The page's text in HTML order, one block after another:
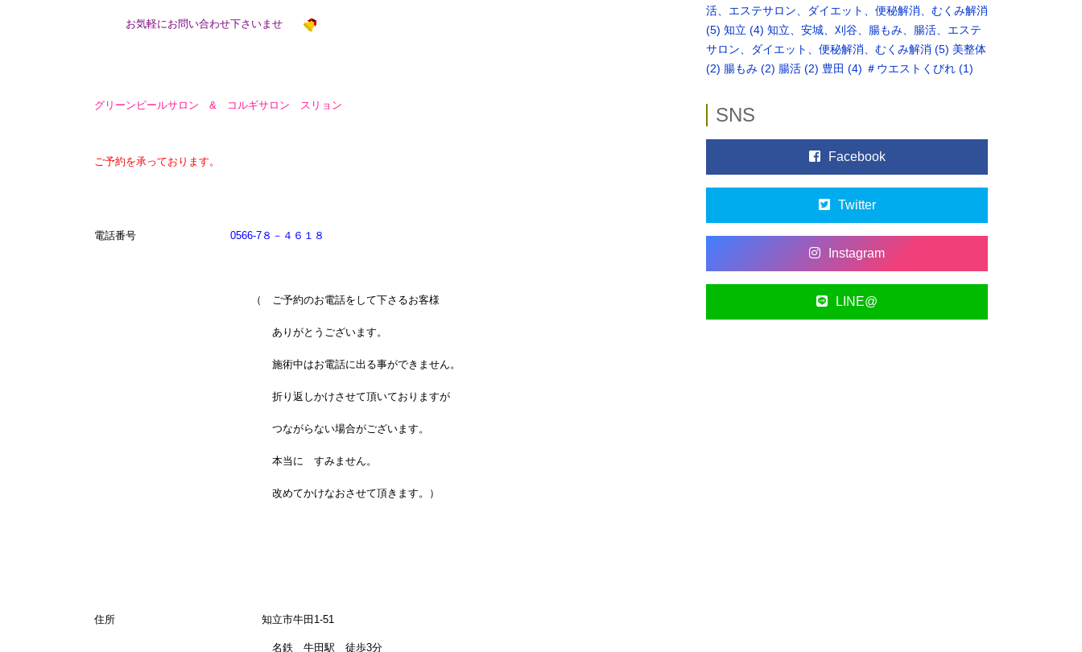
お気軽にお問い合わせ下さいませ
グリーンピールサロン & コルギサロン スリョン
ご予約を承っております。
電話番号 0566-7８－４６１８
（ ご予約のお電話をして下さるお客様
ありがとうございます。
施術中はお電話に出る事ができません。
折り返しかけさせて頂いておりますが
つながらない場合がございます。
本当に すみません。
改めてかけなおさせて頂きます。）
住所 知立市牛田1-51
名鉄 牛田駅 徒歩3分
活、エステサロン、ダイエット、便秘解消、むくみ解消
(5) 知立 (4) 知立、安城、刈谷、腸もみ、腸活、エステ
サロン、ダイエット、便秘解消、むくみ解消 (5) 美整体
(2) 腸もみ (2) 腸活 (2) 豊田 (4) ＃ウエストくびれ (1)
SNS
Facebook
Twitter
Instagram
LINE@